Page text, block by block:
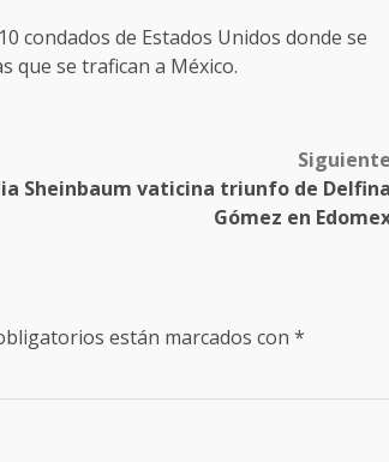
condados de Estados Unidos donde se
que se trafican a México.
Siguiente
Sheinbaum vaticina triunfo de Delfina
Gómez en
están marcados con *